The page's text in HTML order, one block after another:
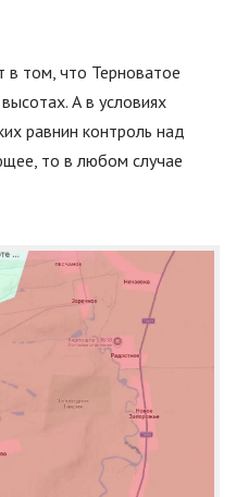
в том, что Терноватое
А в условиях
равнин контроль над
то в любом случае